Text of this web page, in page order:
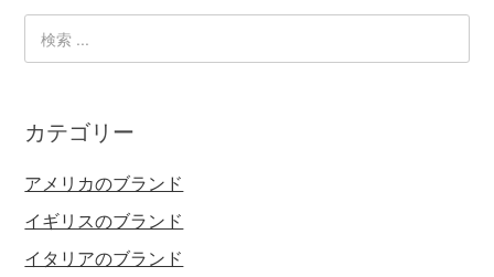
カテゴリー
アメリカのブランド
イギリスのブランド
イタリアのブランド